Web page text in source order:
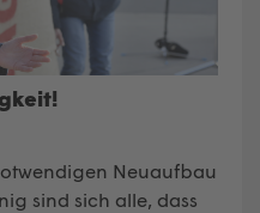
Neuaufbau
sind sich alle, dass